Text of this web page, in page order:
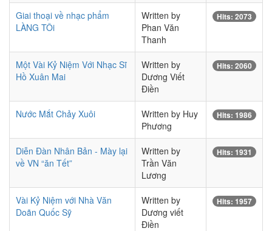
Giai thoại về nhạc phẩm
LÀNG TÔi
Written by
Phan Văn
Thanh
Hits: 2073
Một Vài Kỷ Niệm Với Nhạc Sĩ
Hồ Xuân Mai
Written by
Dương Viết
Điền
Hits: 2060
Nước Mắt Chảy Xuôi
Written by Huy
Phương
Hits: 1986
Diễn Đàn Nhân Bản - Mày lại
về VN “ăn Tết”
Written by
Trần Văn
Lương
Hits: 1931
Vài Kỷ Niệm với Nhà Văn
Doãn Quốc Sỹ
Written by
Dương viết
Điền
Hits: 1957